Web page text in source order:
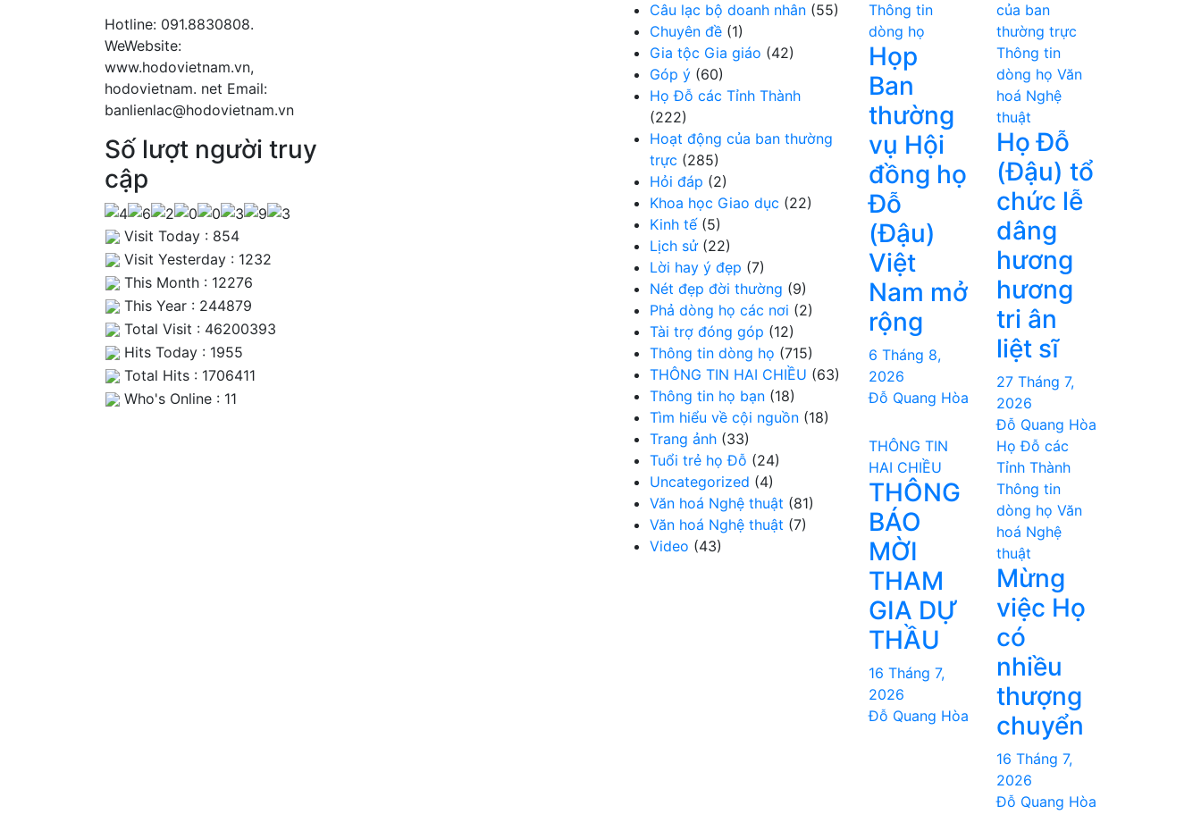
Hotline: 091.8830808.
WeWebsite:
www.hodovietnam.vn,
hodovietnam. net Email:
banlienlac@hodovietnam.vn
Số lượt người truy
cập
Visit Today : 854
Visit Yesterday : 1232
This Month : 12276
This Year : 244879
Total Visit : 46200393
Hits Today : 1955
Total Hits : 1706411
Who's Online : 11
Câu lạc bộ doanh nhân (55)
Chuyên đề (1)
Gia tộc Gia giáo (42)
Góp ý (60)
Họ Đỗ các Tỉnh Thành
(222)
Hoạt động của ban thường
trực (285)
Hỏi đáp (2)
Khoa học Giao dục (22)
Kinh tế(5)
Lịch sử(22)
Lời hay ý đẹp (7)
Nét đẹp đời thường (9)
Phả dòng họ các nơi (2)
Tài trợ đóng góp (12)
Thông tin dòng họ (715)
THÔNG TIN HAI CHIỀU (63)
Thông tin họ bạn (18)
Tìm hiểu về cội nguồn (18)
Trang ảnh (33)
Tuổi trẻ họ Đỗ (24)
Uncategorized (4)
Văn hoá Nghệ thuật (81)
Văn hoá Nghệ thuật (7)
Video (43)
Thông tin
dòng họ
Họp
Ban
thường
vụ Hội
đồng họ
Đỗ
(Đậu)
Việt
Nam mở
rộng
6 Tháng 8,
2026
Đỗ Quang Hòa
của ban
thường trực
Thông tin
dòng họ Văn
hoá Nghệ
thuật
Họ Đỗ
(Đậu) tổ
chức lễ
dâng
hương
hương
tri ân
liệt sĩ
27 Tháng 7,
2026
Đỗ Quang Hòa
THÔNG TIN
HAI CHIỀU
THÔNG
BÁO
MỜI
THAM
GIA DỰ
THẦU
16 Tháng 7,
2026
Đỗ Quang Hòa
Họ Đỗ các
Tỉnh Thành
Thông tin
dòng họ Văn
hoá Nghệ
thuật
Mừng
việc Họ
có
nhiều
thượng
chuyển
16 Tháng 7,
2026
Đỗ Quang Hòa